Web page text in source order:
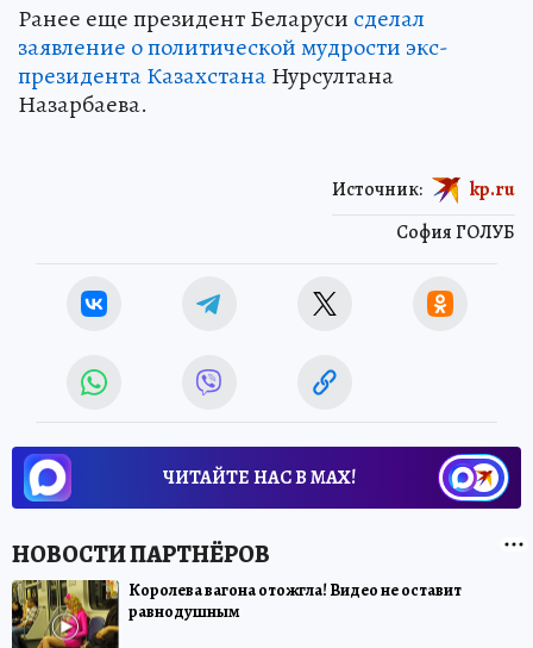
Ранее еще президент Беларуси сделал
заявление о политической мудрости экс-
президента КазахстанаНурсултана
Назарбаева.
София ГОЛУБ
Источник: kp.ru
ЧИТАЙТЕ НАС В МАХ!
Королева вагона отожгла! Видео не оставит
равнодушным